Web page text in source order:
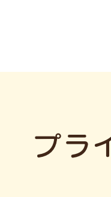
病院・ホテル
トリミング受
045-
プラ